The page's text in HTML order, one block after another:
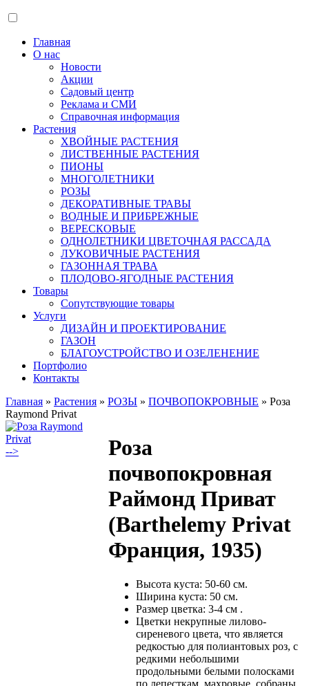
Главная
О нас
Новости
Акции
Садовый центр
Реклама и СМИ
Справочная информация
Растения
ХВОЙНЫЕ РАСТЕНИЯ
ЛИСТВЕННЫЕ РАСТЕНИЯ
ПИОНЫ
МНОГОЛЕТНИКИ
РОЗЫ
ДЕКОРАТИВНЫЕ ТРАВЫ
ВОДНЫЕ И ПРИБРЕЖНЫЕ
ВЕРЕСКОВЫЕ
ОДНОЛЕТНИКИ ЦВЕТОЧНАЯ РАССАДА
ЛУКОВИЧНЫЕ РАСТЕНИЯ
ГАЗОННАЯ ТРАВА
ПЛОДОВО-ЯГОДНЫЕ РАСТЕНИЯ
Товары
Сопутствующие товары
Услуги
ДИЗАЙН И ПРОЕКТИРОВАНИЕ
ГАЗОН
БЛАГОУСТРОЙСТВО И ОЗЕЛЕНЕНИЕ
Портфолио
Контакты
Главная » Растения » РОЗЫ » ПОЧВОПОКРОВНЫЕ » Роза
Raymond Privat
-->
Роза
почвопокровная
Раймонд Приват
(Barthelemy Privat
Франция, 1935)
Высота куста: 50-60 см.
Ширина куста: 50 см.
Размер цветка: 3-4 см .
Цветки некрупные лилово-
сиреневого цвета, что является
редкостью для полиантовых роз, с
редкими небольшими
продольными белыми полосками
по лепесткам, махровые, собраны